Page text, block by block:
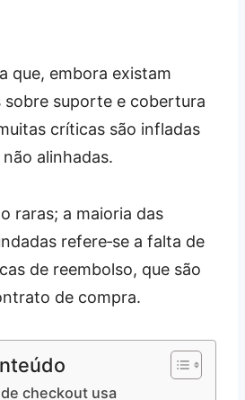
que, embora existam
sobre suporte e cobertura
críticas são infladas
alinhadas.
raras; a maioria das
refere‑se a falta de
de reembolso, que são
de compra.
checkout usa